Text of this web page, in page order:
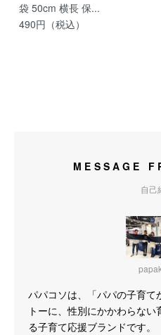
袋 50cm 横長 保...
490円（税込）
MESSAGE
自己
パパコソは、「パパの子育て
トーに、性別にかかわらな
る子育て応援ブランドです。